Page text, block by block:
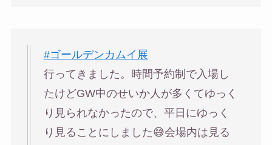
#ゴールデンカムイ展
行ってきました。時間予約制で入場し
たけどGW中のせいか人が多くてゆっく
り見られなかったので、平日にゆっく
り見ることにしました😅会場内は見る